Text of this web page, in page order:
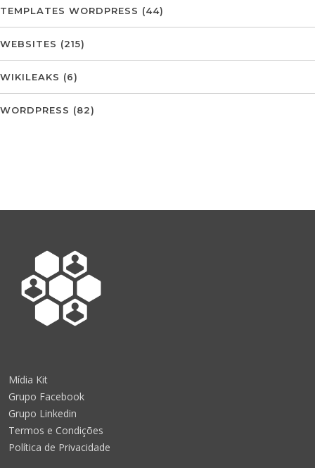
TEMPLATES WORDPRESS (44)
WEBSITES (215)
WIKILEAKS (6)
WORDPRESS (82)
Mídia Kit
Grupo Facebook
Grupo Linkedin
Termos e Condições
Política de Privacidade